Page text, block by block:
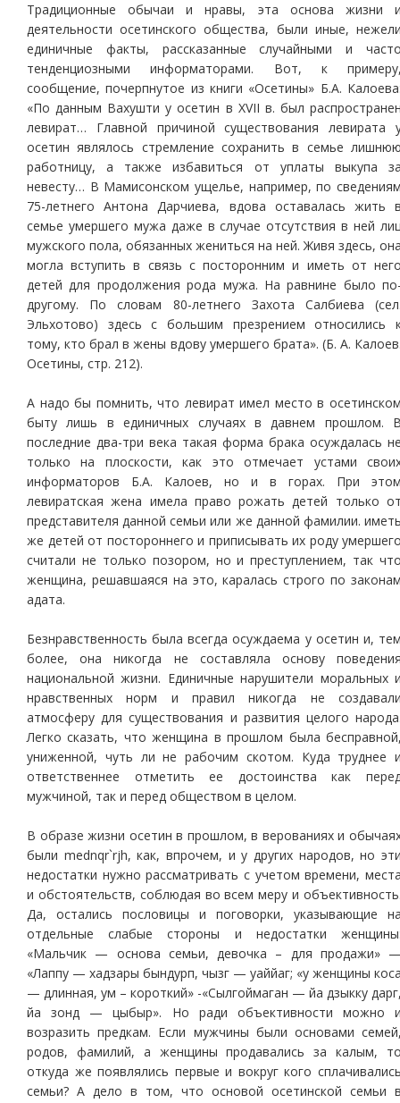
Традиционные обычаи и нравы, эта основа жизни
деятельности осетинского общества, были иные,
единичные факты, рассказанные случайными и
тенденциозными информаторами. Вот, к
сообщение, почерпнутое из книги «Осетины» Б.А.
«По данным Вахушти у осетин в XVII в. был
левират… Главной причиной существования левирата
осетин являлось стремление сохранить в семье
работницу, а также избавиться от уплаты выкупа
невесту… В Мамисонском ущелье, например, по
75-летнего Антона Дарчиева, вдова оставалась жить
семье умершего мужа даже в случае отсутствия в ней
мужского пола, обязанных жениться на ней. Живя здесь,
могла вступить в связь с посторонним и иметь от
детей для продолжения рода мужа. На равнине было
другому. По словам 80-летнего Захота Салбиева
Эльхотово) здесь с большим презрением относились
тому, кто брал в жены вдову умершего брата». (Б. А.
Осетины, стр. 212).
А надо бы помнить, что левират имел место в
быту лишь в единичных случаях в давнем прошлом.
последние два-три века такая форма брака осуждалась
только на плоскости, как это отмечает устами
информаторов Б.А. Калоев, но и в горах. При
левиратская жена имела право рожать детей только
представителя данной семьи или же данной фамилии.
же детей от постороннего и приписывать их роду
считали не только позором, но и преступлением, так
женщина, решавшаяся на это, каралась строго по
адата.
Безнравственность была всегда осуждаема у осетин и,
более, она никогда не составляла основу
национальной жизни. Единичные нарушители моральных
нравственных норм и правил никогда не
атмосферу для существования и развития целого
Легко сказать, что женщина в прошлом была
униженной, чуть ли не рабочим скотом. Куда труднее
ответственнее отметить ее достоинства как
мужчиной, так и перед обществом в целом.
В образе жизни осетин в прошлом, в верованиях и
были mednqr`rjh, как, впрочем, и у других народов, но
недостатки нужно рассматривать с учетом времени,
и обстоятельств, соблюдая во всем меру и
Да, остались пословицы и поговорки, указывающие
отдельные слабые стороны и недостатки
«Мальчик — основа семьи, девочка – для продажи»
«Лаппу — хадзары бындурп, чызг — уаййаг; «у женщины
— длинная, ум – короткий» -«Сылгоймаган — йа дзыкку
йа зонд — цыбыр». Но ради объективности можно
возразить предкам. Если мужчины были основами
родов, фамилий, а женщины продавались за калым,
откуда же появлялись первые и вокруг кого
семьи? А дело в том, что основой осетинской семьи